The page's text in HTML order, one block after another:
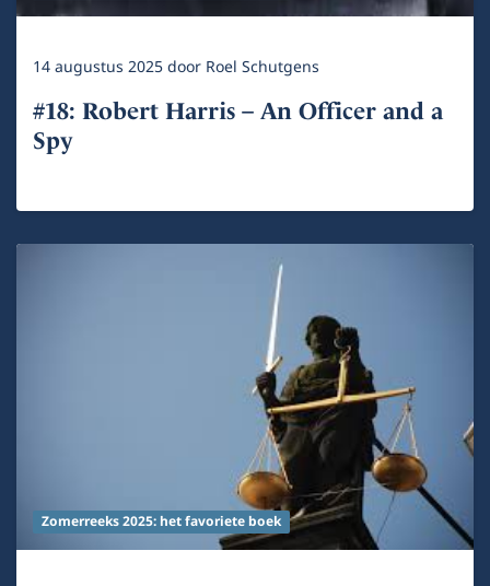
14 augustus 2025door Roel Schutgens
#18: Robert Harris – An Officer and a
Spy
Zomerreeks 2025: het favoriete boek